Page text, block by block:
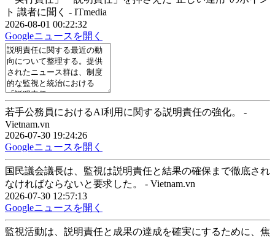
ト 識者に聞く - ITmedia
2026-08-01 00:22:32
Googleニュースを開く
若手公務員におけるAI利用に関する説明責任の強化。 -
Vietnam.vn
2026-07-30 19:24:26
Googleニュースを開く
国民議会議長は、監視は説明責任と結果の確保まで徹底され
なければならないと要求した。 - Vietnam.vn
2026-07-30 12:57:13
Googleニュースを開く
監視活動は、説明責任と成果の達成を確実にするために、焦